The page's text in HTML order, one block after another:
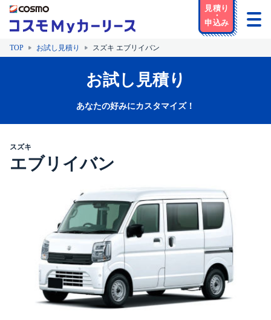
TOP お試し見積り スズキ エブリイバン
お試し見積り
あなたの好みにカスタマイズ！
スズキ
エブリイバン